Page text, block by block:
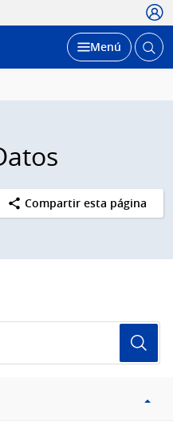
Desplegar
Menú Abrir
Compartir esta página